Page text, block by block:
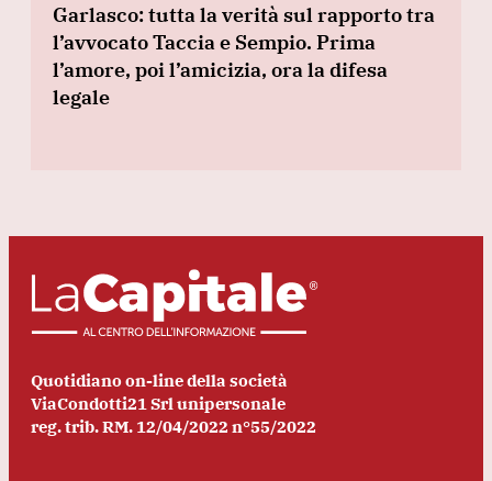
Garlasco: tutta la verità sul rapporto tra
l’avvocato Taccia e Sempio. Prima
l’amore, poi l’amicizia, ora la difesa
legale
Quotidiano on-line della società
ViaCondotti21 Srl unipersonale
reg. trib. RM. 12/04/2022 n°55/2022